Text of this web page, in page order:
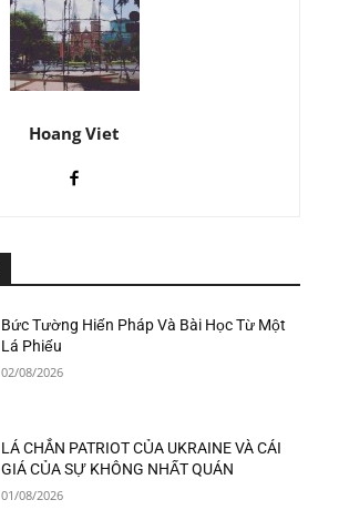
Hoang Viet
Bức Tường Hiến Pháp Và Bài Học Từ Một
Lá Phiếu
02/08/2026
LÁ CHẮN PATRIOT CỦA UKRAINE VÀ CÁI
GIÁ CỦA SỰ KHÔNG NHẤT QUÁN
01/08/2026